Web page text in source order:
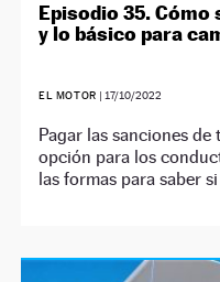
Episodio 35. Cómo
y lo básico para
EL MOTOR | 17/10/2022
Pagar las sanciones
opción para los
las formas para saber